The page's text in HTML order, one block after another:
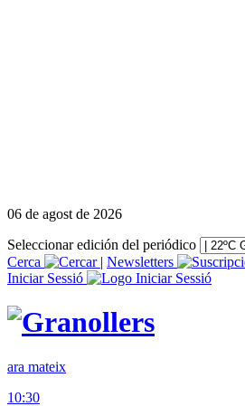
06 de agost de 2026
Seleccionar edición del periódico
Cerca
| Newsletters
Iniciar Sessió
ara mateix
10:30